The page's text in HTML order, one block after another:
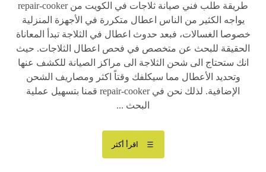
طريقة طلب فني صيانة ثلاجات في الكويت من repair-cooker
يواجه الكثير من الناس اعطال متكررة في الأجهزة المنزلية
خصوصا الغسالات، فبعد حدوث اعطال في الثلاجة تبدأ المعاناة
الحقيقة للبحث عن متخصص في فحص اعطال الثلاجات. حيث
انك ستحتاج الى شحن الثلاجة الى مراكز الصيانة للكشف عنها
وتحديد الأعطال مما سيكلفك وقتاً اكثر ومصاريف الشحن
الإضافية. لذلك نحن في repair-cooker قمنا بتسهيل عملية
البحث ...
اقرأ أكثر